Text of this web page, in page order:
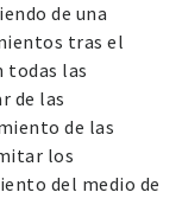
de una
tras el
todas las
de las
de las
los
del medio de